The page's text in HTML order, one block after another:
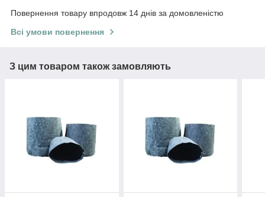
Повернення товару впродовж 14 днів за домовленістю
Всі умови повернення
З цим товаром також замовляють